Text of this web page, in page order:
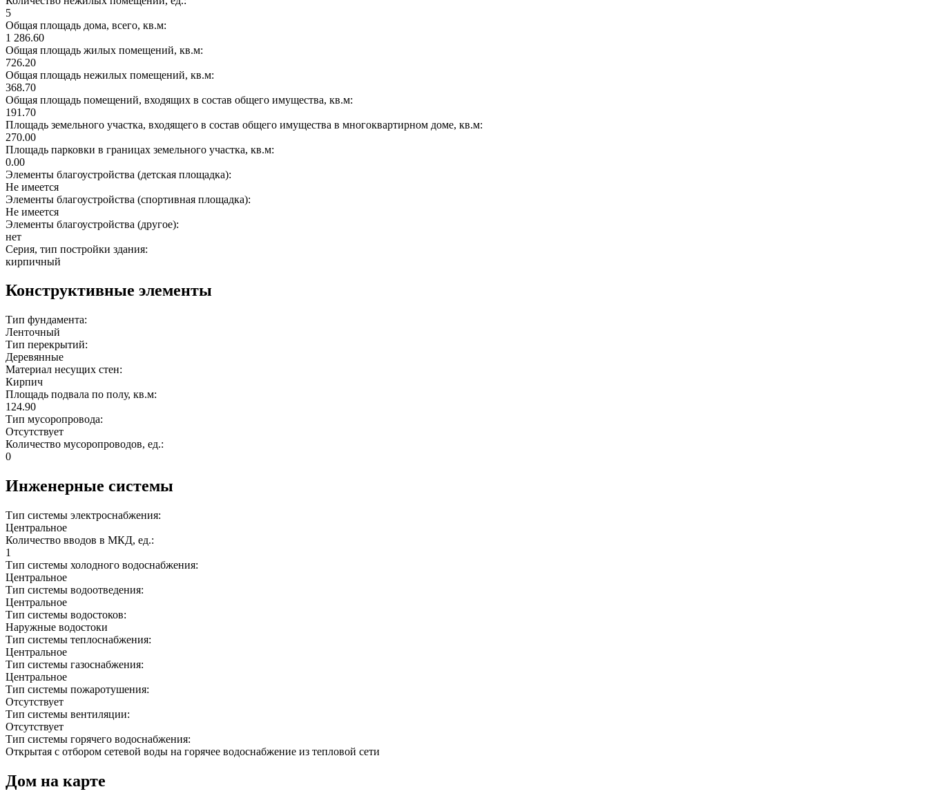
5
Общая площадь дома, всего, кв.м:
1 286.60
Общая площадь жилых помещений, кв.м:
726.20
Общая площадь нежилых помещений, кв.м:
368.70
Общая площадь помещений, входящих в состав общего имущества, кв.м:
191.70
Площадь земельного участка, входящего в состав общего имущества в многоквартирном доме, кв.м:
270.00
Площадь парковки в границах земельного участка, кв.м:
0.00
Элементы благоустройства (детская площадка):
Не имеется
Элементы благоустройства (спортивная площадка):
Не имеется
Элементы благоустройства (другое):
нет
Серия, тип постройки здания:
кирпичный
Конструктивные элементы
Тип фундамента:
Ленточный
Тип перекрытий:
Деревянные
Материал несущих стен:
Кирпич
Площадь подвала по полу, кв.м:
124.90
Тип мусоропровода:
Отсутствует
Количество мусоропроводов, ед.:
0
Инженерные системы
Тип системы электроснабжения:
Центральное
Количество вводов в МКД, ед.:
1
Тип системы холодного водоснабжения:
Центральное
Тип системы водоотведения:
Центральное
Тип системы водостоков:
Наружные водостоки
Тип системы теплоснабжения:
Центральное
Тип системы газоснабжения:
Центральное
Тип системы пожаротушения:
Отсутствует
Тип системы вентиляции:
Отсутствует
Тип системы горячего водоснабжения:
Открытая с отбором сетевой воды на горячее водоснабжение из тепловой сети
Дом на карте